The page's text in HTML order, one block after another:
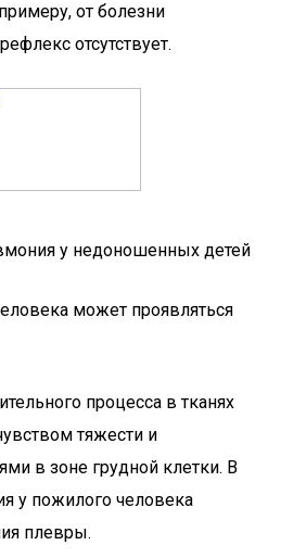
от болезни
отсутствует.
у недоношенных детей
может проявляться
процесса в тканях
тяжести и
в зоне грудной клетки. В
у пожилого человека
плевры.